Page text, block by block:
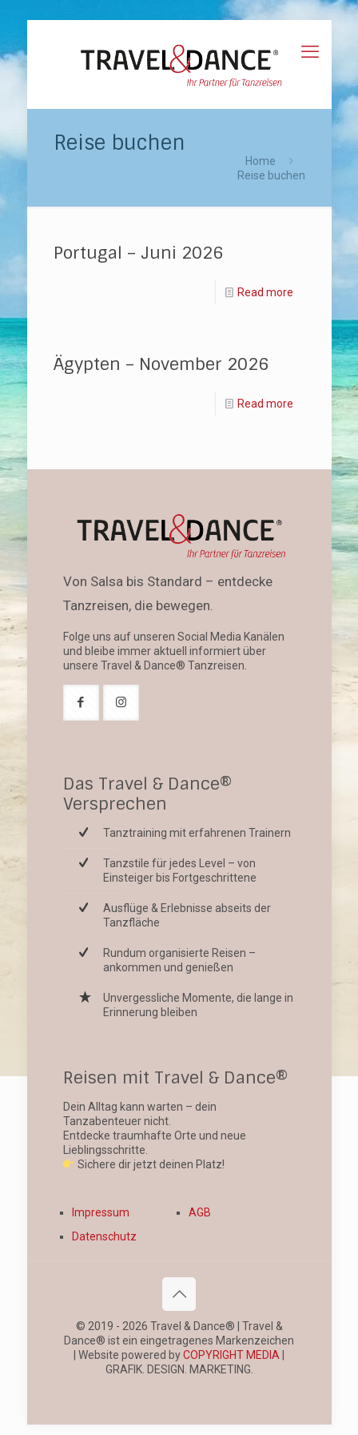
Reise buchen
Home
Reise buchen
Portugal – Juni 2026
Read more
Ägypten – November 2026
Read more
Von Salsa bis Standard – entdecke
Tanzreisen, die bewegen.
Folge uns auf unseren Social Media Kanälen
und bleibe immer aktuell informiert über
unsere Travel & Dance® Tanzreisen.
Das Travel & Dance®
Versprechen
Tanztraining mit erfahrenen Trainern
Tanzstile für jedes Level – von
Einsteiger bis Fortgeschrittene
Ausflüge & Erlebnisse abseits der
Tanzfläche
Rundum organisierte Reisen –
ankommen und genießen
Unvergessliche Momente, die lange in
Erinnerung bleiben
Reisen mit Travel & Dance®
Dein Alltag kann warten – dein
Tanzabenteuer nicht.
Entdecke traumhafte Orte und neue
Lieblingsschritte.
Sichere dir jetzt deinen Platz!
Impressum
Datenschutz
AGB
© 2019 - 2026 Travel & Dance® | Travel &
Dance® ist ein eingetragenes Markenzeichen
| Website powered byCOPYRIGHT MEDIA
GRAFIK. DESIGN. MARKETING.